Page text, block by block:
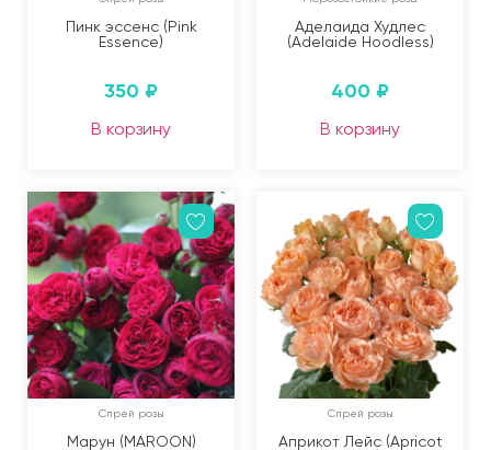
Пинк эссенс (Pink
Essence)
350 ₽
В корзину
Аделаида Худлес
(Adelaide Hoodless)
400 ₽
В корзину
Спрей розы
Марун (MAROON)
Спрей розы
Априкот Лейс (Apricot